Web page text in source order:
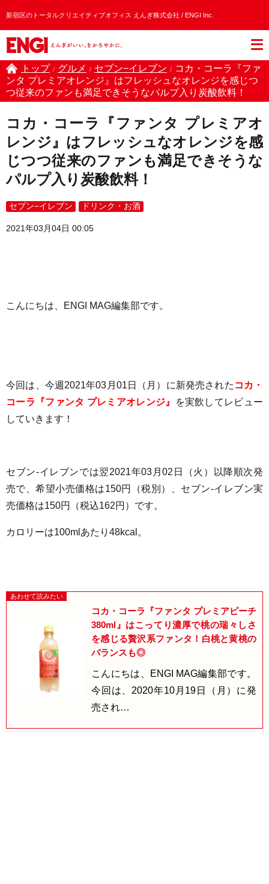
新宿区のトータルクリエイティブオフィス えんぎ株式会社 / ENGI Inc.
トップ / グルメ / セブン−イレブン / コカ・コーラ『ファ
ンタ プレミアオレンジ』はフレッシュなオレンジを感じつ
つ従来のファンも満足できそうなパルプ入り炭酸飲料！
コカ・コーラ『ファンタ プレミアオ
レンジ』はフレッシュなオレンジを感
じつつ従来のファンも満足できそうな
パルプ入り炭酸飲料！
セブン−イレブン ドリンク・お酒
2021年03月04日 00:05
こんにちは、ENGI MAG編集部です。
今回は、今週 2021年03月01日（月） に新発売された コカ・
コーラ『ファンタ プレミアオレンジ』
を実飲してレビュー
していきます！
セブン-イレブンでは翌2021年03月02日（火）以降順次発
売で、希望小売価格は150円 （税別）
、セブン-イレブン実
売価格は150円（税込162円） です。
カロリーは100mlあたり 48kcal 。
コカ・コーラ『ファンタ プレミアピーチ
380ml』はこってり濃厚で桃の瑞々しさ
を感じる贅沢系ファンタ！白桃と黄桃の
バランスも◎
こんにちは、ENGI MAG編集部です。
今回は、2020年10月19日（月）に発
売され…